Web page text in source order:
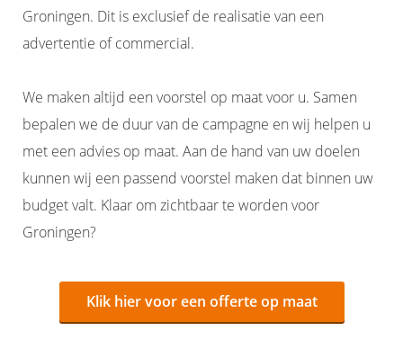
Groningen. Dit is exclusief de realisatie van een
advertentie of commercial.
We maken altijd een voorstel op maat voor u. Samen
bepalen we de duur van de campagne en wij helpen u
met een advies op maat. Aan de hand van uw doelen
kunnen wij een passend voorstel maken dat binnen uw
budget valt. Klaar om zichtbaar te worden voor
Groningen?
Klik hier voor een offerte op maat